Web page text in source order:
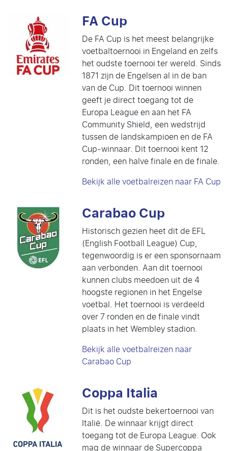
FA Cup
De FA Cup is het meest belangrijke
voetbaltoernooi in Engeland en zelfs
het oudste toernooi ter wereld. Sinds
1871 zijn de Engelsen al in de ban
van de Cup. Dit toernooi winnen
geeft je direct toegang tot de
Europa League en aan het FA
Community Shield, een wedstrijd
tussen de landskampioen en de FA
Cup-winnaar. Dit toernooi kent 12
ronden, een halve finale en de finale.
Bekijk alle voetbalreizen naar FA Cup
Carabao Cup
Historisch gezien heet dit de EFL
(English Football League) Cup,
tegenwoordig is er een sponsornaam
aan verbonden. Aan dit toernooi
kunnen clubs meedoen uit de 4
hoogste regionen in het Engelse
voetbal. Het toernooi is verdeeld
over 7 ronden en de finale vindt
plaats in het Wembley stadion.
Bekijk alle voetbalreizen naar
Carabao Cup
Coppa Italia
Dit is het oudste bekertoernooi van
Italië. De winnaar krijgt direct
toegang tot de Europa League. Ook
mag de winnaar de Supercoppa